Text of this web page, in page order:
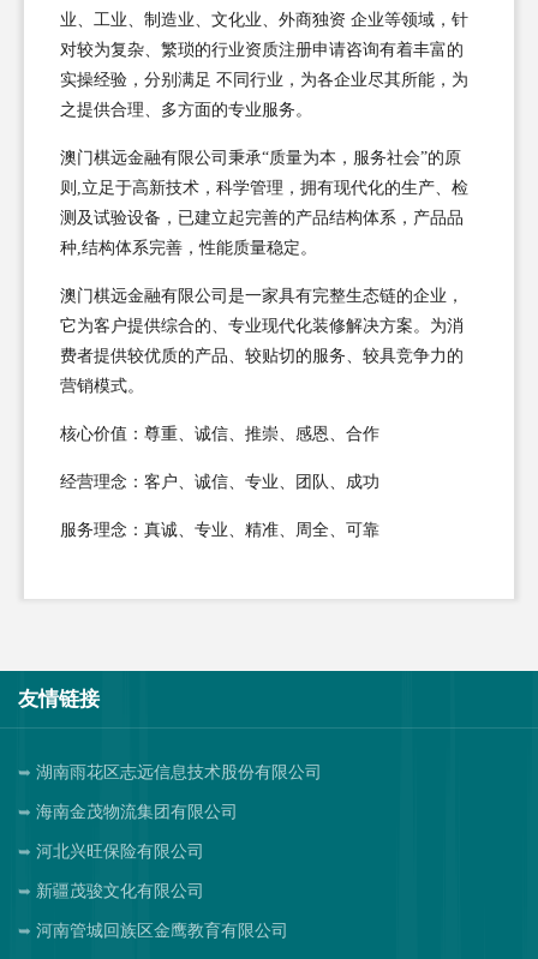
业、工业、制造业、文化业、外商独资 企业等领域，针
对较为复杂、繁琐的行业资质注册申请咨询有着丰富的
实操经验，分别满足 不同行业，为各企业尽其所能，为
之提供合理、多方面的专业服务。
澳门棋远金融有限公司秉承“质量为本，服务社会”的原
则,立足于高新技术，科学管理，拥有现代化的生产、检
测及试验设备，已建立起完善的产品结构体系，产品品
种,结构体系完善，性能质量稳定。
澳门棋远金融有限公司是一家具有完整生态链的企业，
它为客户提供综合的、专业现代化装修解决方案。为消
费者提供较优质的产品、较贴切的服务、较具竞争力的
营销模式。
核心价值：尊重、诚信、推崇、感恩、合作
经营理念：客户、诚信、专业、团队、成功
服务理念：真诚、专业、精准、周全、可靠
友情链接
湖南雨花区志远信息技术股份有限公司
海南金茂物流集团有限公司
河北兴旺保险有限公司
新疆茂骏文化有限公司
河南管城回族区金鹰教育有限公司